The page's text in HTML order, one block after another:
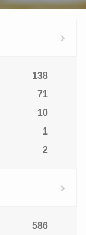
138
71
10
1
2
586